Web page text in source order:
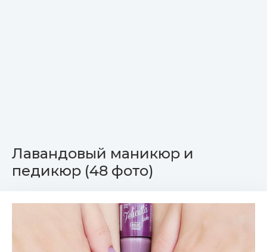
Лавандовый маникюр и
педикюр (48 фото)